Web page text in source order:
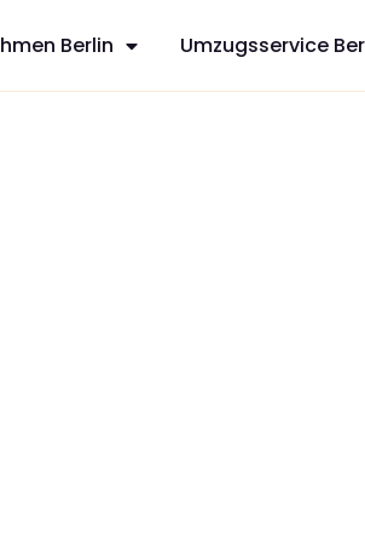
Berlin Umzugsservice